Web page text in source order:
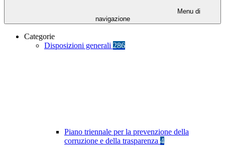
Menu di
navigazione
Categorie
Disposizioni generali 286
Piano triennale per la prevenzione della
corruzione e della trasparenza 4